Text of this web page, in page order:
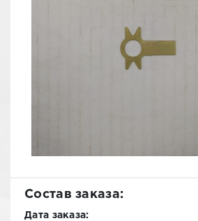
Состав заказа:
Дата заказа: